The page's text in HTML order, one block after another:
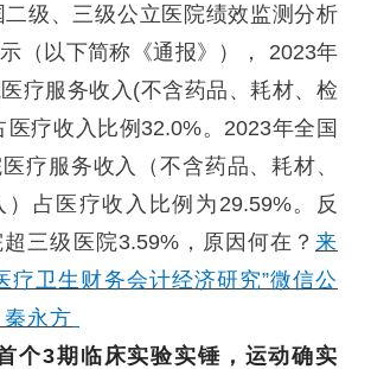
二级、三级公立医院绩效监测分析
（以下简称《通报》）， 2023年
疗服务收入(不含药品、耗材、检
医疗收入比例32.0%。2023年全国
疗服务收入（不含药品、耗材、
占医疗收入比例为29.59%。反
三级医院3.59%，原因何在？ 来
疗卫生财务会计经济研究”微信公
永方
个3期临床实验实锤，运动确实